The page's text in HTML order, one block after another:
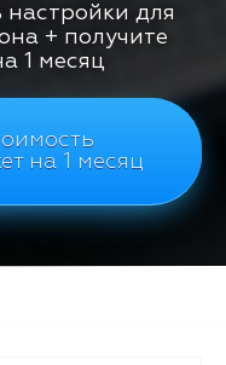
настройки для
+ получите
1 месяц
на 1 месяц